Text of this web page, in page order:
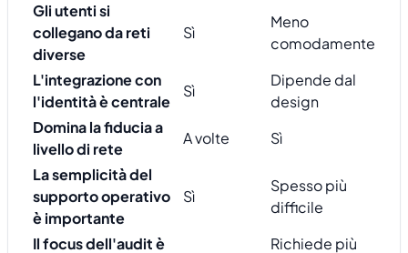
Gli utenti si
collegano da reti
diverse
Sì
Meno
comodamente
L'integrazione con
l'identità è centrale
Sì
Dipende dal
design
Domina la fiducia a
livello di rete
A volte
Sì
La semplicità del
supporto operativo
è importante
Sì
Spesso più
difficile
Il focus dell'audit è
Richiede più